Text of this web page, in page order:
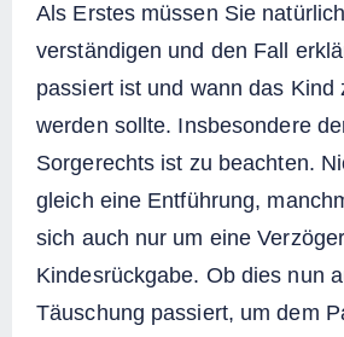
Als Erstes müssen Sie
verständigen und den Fall
passiert ist und wann das Kind
werden sollte. Insbesondere
Sorgerechts ist zu beachten.
gleich eine Entführung,
sich auch nur um eine
Kindesrückgabe. Ob dies nun
Täuschung passiert, um dem